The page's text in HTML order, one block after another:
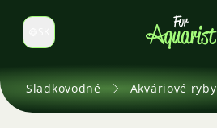
Prepnúť jazyk
Sladkovodné Akváriové ryby